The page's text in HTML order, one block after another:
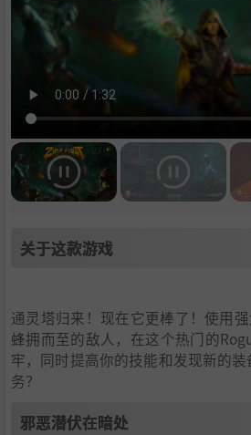
关于这款游戏
通灵塔归来！现在它更棒了！使用
蜂拥而至的敌人，在这个热门的
牢，同时提高你的技能和发现新的
务？
邪恶潜伏在暗处